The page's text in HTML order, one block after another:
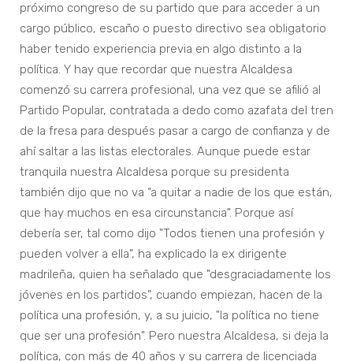
próximo congreso de su partido que para acceder a un
cargo público, escaño o puesto directivo sea obligatorio
haber tenido experiencia previa en algo distinto a la
política. Y hay que recordar que nuestra Alcaldesa
comenzó su carrera profesional, una vez que se afilió al
Partido Popular, contratada a dedo como azafata del tren
de la fresa para después pasar a cargo de confianza y de
ahí saltar a las listas electorales. Aunque puede estar
tranquila nuestra Alcaldesa porque su presidenta
también dijo que no va “a quitar a nadie de los que están,
que hay muchos en esa circunstancia". Porque así
debería ser, tal como dijo "Todos tienen una profesión y
pueden volver a ella", ha explicado la ex dirigente
madrileña, quien ha señalado que "desgraciadamente los
jóvenes en los partidos", cuando empiezan, hacen de la
política una profesión, y, a su juicio, "la política no tiene
que ser una profesión". Pero nuestra Alcaldesa, si deja la
política, con más de 40 años y su carrera de licenciada